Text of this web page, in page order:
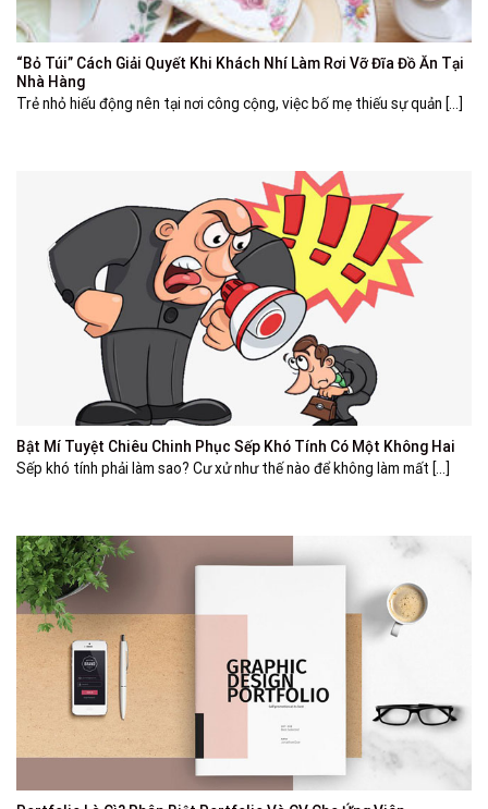
“Bỏ Túi” Cách Giải Quyết Khi Khách Nhí Làm Rơi Vỡ Đĩa Đồ Ăn Tại
Nhà Hàng
Trẻ nhỏ hiếu động nên tại nơi công cộng, việc bố mẹ thiếu sự quản [...]
Bật Mí Tuyệt Chiêu Chinh Phục Sếp Khó Tính Có Một Không Hai
Sếp khó tính phải làm sao? Cư xử như thế nào để không làm mất [...]